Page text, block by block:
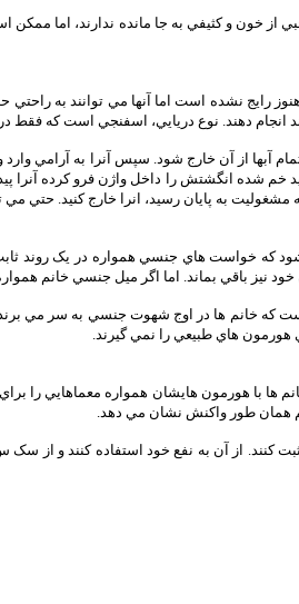
و کثيفي به جا مانده ندارند، اما ممکن
نشده است اما آنها مي توانند به راحتي
انجام دهند. نوع دريايي، اسفنجي است که
آبها از آن خارج شود. سپس آنرا به آرامي
شده انگشتش را داخل واژن فرو کرده آنرا
به پايان رسيد، انرا خارج کنيد. حتي مي
که خواست هاي جنسي همواره در يک روند
باقي بماند. اما اگر ميل جنسي خانم
که خانم ها در اوج شهوت جنسي به سر مي
هورمون هاي طبيعي را نمي گيرند.
ها با هورمون هايشان همواره معماهايي را
هم همان طور واکنش نشان مي دهد.
از آن به نفع خود استفاده کنند و از سک س